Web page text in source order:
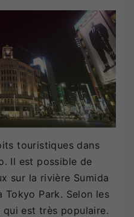
touristiques dans
Il est possible de
sur la rivière Sumida
Tokyo Park. Selon les
est très populaire.